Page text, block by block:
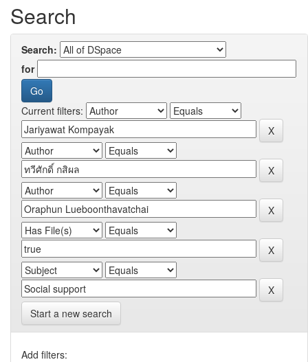
Search
Search:
for
Current filters:
Start a new search
Add filters: